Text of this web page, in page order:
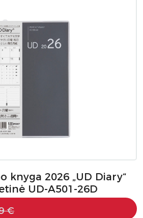
knyga 2026 „UD Diary“
UD-A501-26D
€